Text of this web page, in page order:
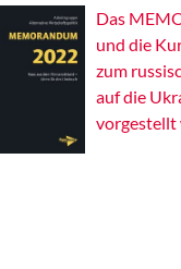
Das
und die
zum
auf die
vorgestellt